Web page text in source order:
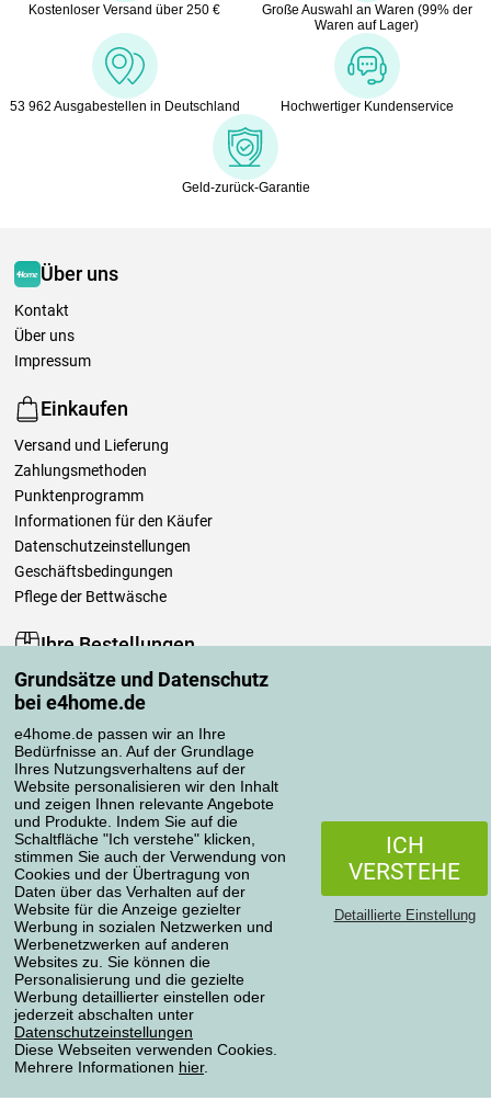
Grundsätze und Datenschutz
bei e4home.de
e4home.de passen wir an Ihre
Bedürfnisse an. Auf der Grundlage
Ihres Nutzungsverhaltens auf der
Website personalisieren wir den Inhalt
und zeigen Ihnen relevante Angebote
und Produkte. Indem Sie auf die
Schaltfläche "Ich verstehe" klicken,
stimmen Sie auch der Verwendung von
Cookies und der Übertragung von
Daten über das Verhalten auf der
Website für die Anzeige gezielter
Werbung in sozialen Netzwerken und
Werbenetzwerken auf anderen
Websites zu. Sie können die
Personalisierung und die gezielte
Werbung detaillierter einstellen oder
jederzeit abschalten unter
Datenschutzeinstellungen
Diese Webseiten verwenden Cookies.
Mehrere Informationen hier.
ICH
VERSTEHE
Detaillierte Einstellung
Kostenloser Versand über 250 €
Große Auswahl an Waren (99% der
Waren auf Lager)
53 962 Ausgabestellen in Deutschland Hochwertiger Kundenservice
Geld-zurück-Garantie
Über uns
Kontakt
Über uns
Impressum
Einkaufen
Versand und Lieferung
Zahlungsmethoden
Punktenprogramm
Informationen für den Käufer
Datenschutzeinstellungen
Geschäftsbedingungen
Pflege der Bettwäsche
Ihre Bestellungen
Mein Konto
Bestellübersicht
Reklamationen
Widerrufsbelehrung
Einfach mehr wissen
Richtlinien zur Verarbeitung von Bewertungen
Transportarten
Zahlungsmethoden
Zuverlässiger Shop